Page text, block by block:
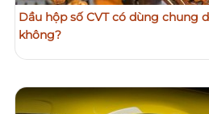
Dầu hộp số CVT có dùng chung
không?